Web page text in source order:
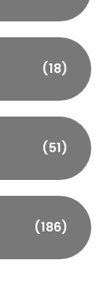
(18)
(51)
(186)